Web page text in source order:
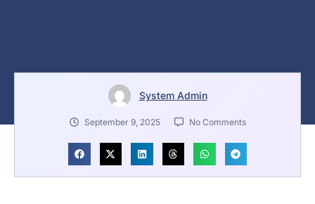
System Admin
September 9, 2025 No Comments